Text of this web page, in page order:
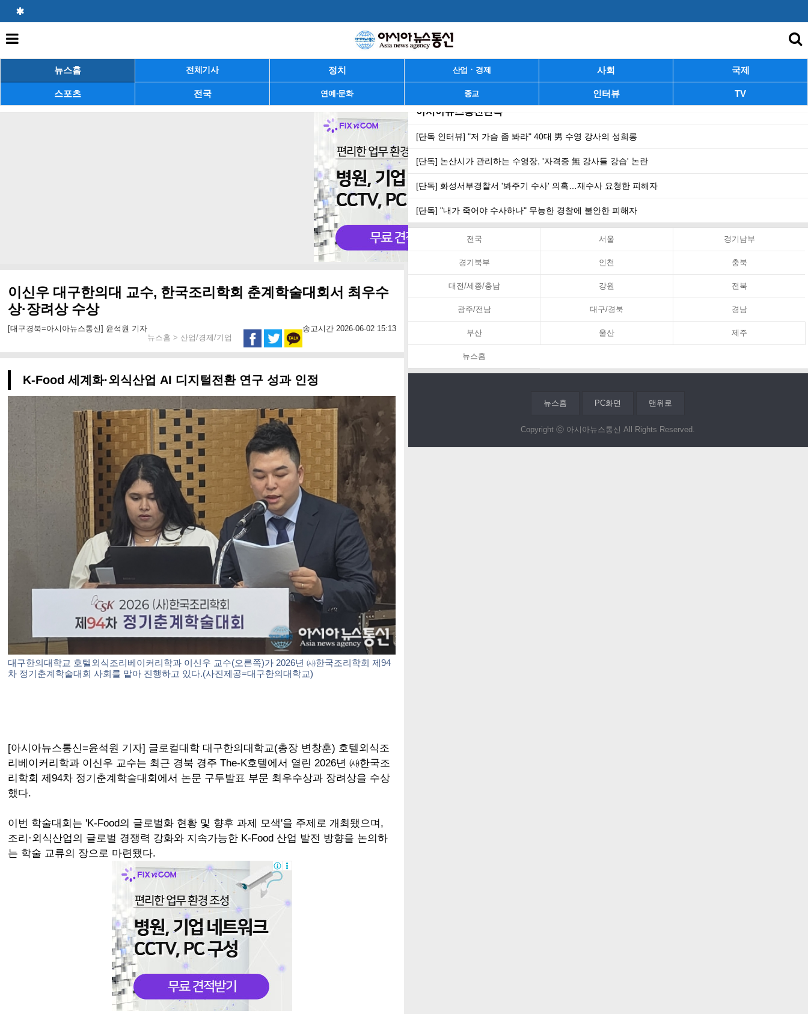
뉴스홈 전체기사 정치 산업ㆍ경제 사회 국제
스포츠 전국 연예·문화 종교 인터뷰 TV
이신우 대구한의대 교수, 한국조리학회 춘계학술대회서 최우수
상·장려상 수상
[대구경북=아시아뉴스통신] 윤석원 기자
송고시간 2026-06-02 15:13
뉴스홈 > 산업/경제/기업
K-Food 세계화·외식산업 AI 디지털전환 연구 성과 인정
대구한의대학교 호텔외식조리베이커리학과 이신우 교수(오른쪽)가 2026년 ㈔한국조리학회 제94
차 정기춘계학술대회 사회를 맡아 진행하고 있다.(사진제공=대구한의대학교)
[아시아뉴스통신=윤석원 기자] 글로컬대학 대구한의대학교(총장 변창훈) 호텔외식조
리베이커리학과 이신우 교수는 최근 경북 경주 The-K호텔에서 열린 2026년 ㈔한국조
리학회 제94차 정기춘계학술대회에서 논문 구두발표 부문 최우수상과 장려상을 수상
했다.
이번 학술대회는 'K-Food의 글로벌화 현황 및 향후 과제 모색'을 주제로 개최됐으며,
조리·외식산업의 글로벌 경쟁력 강화와 지속가능한 K-Food 산업 발전 방향을 논의하
는 학술 교류의 장으로 마련됐다.
아시아뉴스통신단독
[단독 인터뷰] "저 가슴 좀 봐라" 40대 男 수영 강사의 성희롱
[단독] 논산시가 관리하는 수영장, '자격증 無 강사들 강습' 논란
[단독] 화성서부경찰서 '봐주기 수사' 의혹…재수사 요청한 피해자
[단독] "내가 죽어야 수사하나" 무능한 경찰에 불안한 피해자
전국 서울 경기남부
경기북부 인천 충북
대전/세종/충남 강원 전북
광주/전남 대구/경북 경남
부산 울산 제주
뉴스홈
뉴스홈 PC화면 맨위로
Copyright ⓒ 아시아뉴스통신 All Rights Reserved.